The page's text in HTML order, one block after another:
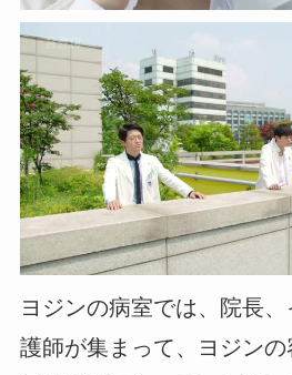
ヨジンの病室では、院長
護師が集まって、ヨジンの